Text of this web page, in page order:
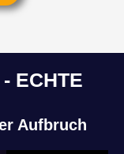
ECHTE
Aufbruch